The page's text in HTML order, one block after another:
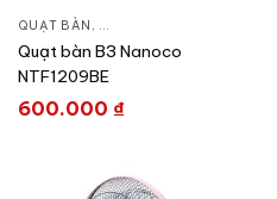
QUẠT BÀN , QUẠT ĐIỆN, QUẠT TRẦN
Quạt bàn B3 Nanoco
NTF1209BE
600.000 ₫